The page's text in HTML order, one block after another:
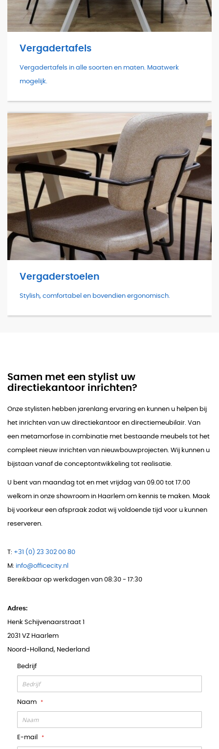
Vergadertafels
Vergadertafels in alle soorten en maten. Maatwerk
mogelijk.
Vergaderstoelen
Stylish, comfortabel en bovendien ergonomisch.
Samen met een stylist uw
directiekantoor inrichten?
Onze stylisten hebben jarenlang ervaring en kunnen u helpen bij
het inrichten van uw directiekantoor en directiemeubilair. Van
een metamorfose in combinatie met bestaande meubels tot het
compleet nieuw inrichten van nieuwbouwprojecten. Wij kunnen u
bijstaan vanaf de conceptontwikkeling tot realisatie.
U bent van maandag tot en met vrijdag van 09.00 tot 17.00
welkom in onze showroom in Haarlem om kennis te maken. Maak
bij voorkeur een afspraak zodat wij voldoende tijd voor u kunnen
reserveren.
T: +31 (0) 23 302 00 80
M: info@officecity.nl
Bereikbaar op werkdagen van 08:30 - 17:30
Adres:
Henk Schijvenaarstraat 1
2031 VZ Haarlem
Noord-Holland, Nederland
Bedrijf
Naam
E-mail